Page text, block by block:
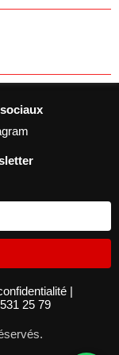
|
25 79